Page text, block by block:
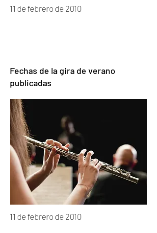
11 de febrero de 2010
Fechas de la gira de verano
publicadas
11 de febrero de 2010